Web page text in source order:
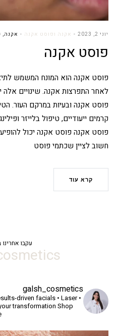
יוני 2, 2023 אקנה ופוסט אקנה אקנה,
פוסט אקנה
פוסט אקנה הוא המונח המשמש
לאחר התפרצות אקנה. שינויים אלה
פוסט אקנה ובעיות במרקם העור.
קרמים ייעודיים, טיפול בלייזר
פוסט אקנה פוסט אקנה יכול
חשוב לציין שכתמי פוסט
קרא עוד
עקבו
galsh_cosmetics
driven facials • Laser •
transformation Shop